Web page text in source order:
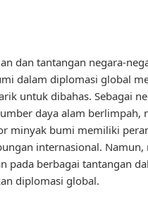
dan tantangan negara-
dalam diplomasi global
untuk dibahas. Sebagai
daya alam berlimpah,
minyak bumi memiliki
internasional. Namun,
pada berbagai tantangan
diplomasi global.